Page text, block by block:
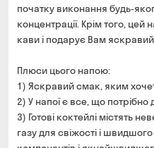
Оплата:
готівкою кур'єру
банківською картою на
початку виконання будь-
концентрації. Крім того, цей
кави і подарує Вам яскравий
Плюси цього напою:
1) Яскравий смак, яким
2) У напої є все, що
3) Готові коктейлі містять
газу для свіжості і